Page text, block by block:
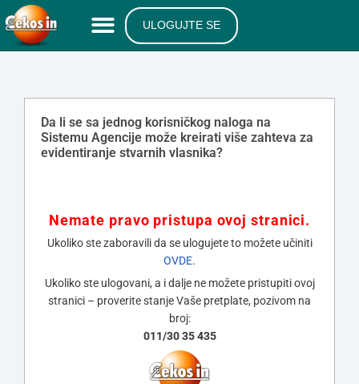
ULOGUJTE SE
Da li se sa jednog korisničkog naloga na
Sistemu Agencije može kreirati više zahteva za
evidentiranje stvarnih vlasnika?
Nemate pravo pristupa ovoj stranici.
Ukoliko ste zaboravili da se ulogujete to možete učiniti
OVDE.
Ukoliko ste ulogovani, a i dalje ne možete pristupiti ovoj
stranici – proverite stanje Vaše pretplate, pozivom na
broj:
011/30 35 435